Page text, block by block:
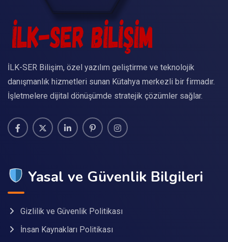
İLK-SER Bilişim, özel yazılım geliştirme ve teknolojik
danışmanlık hizmetleri sunan Kütahya merkezli bir firmadır.
İşletmelere dijital dönüşümde stratejik çözümler sağlar.
Yasal ve Güvenlik Bilgileri
Gizlilik ve Güvenlik Politikası
İnsan Kaynakları Politikası